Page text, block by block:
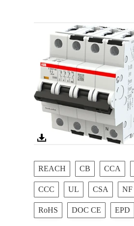
REACH CB CCA
CCC UL CSA NF
RoHS DOC CE EPD